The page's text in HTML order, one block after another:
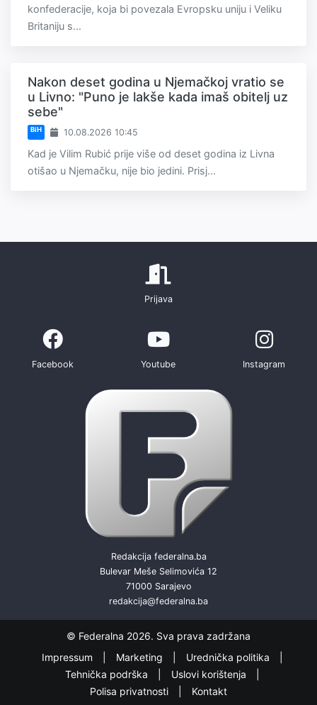
konfederacije, koja bi povezala Evropsku uniju i Veliku
Britaniju s...
Nakon deset godina u Njemačkoj vratio se
u Livno: "Puno je lakše kada imaš obitelj uz
sebe"
BiH 10.08.2026 10:45
Kad je Vilim Rubić prije više od deset godina iz Livna
otišao u Njemačku, nije bio jedini. Prisj...
Prijava
Facebook Youtube Instagram
Redakcija federalna.ba
Bulevar Meše Selimovića 12
71000 Sarajevo
redakcija@federalna.ba
© Federalna 2026. Sva prava zadržana
Impressum
Marketing
Urednička politika
Tehnička podrška
Uslovi korištenja
Polisa privatnosti
Kontakt